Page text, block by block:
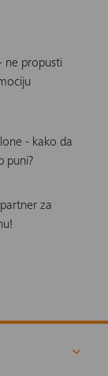
ne propusti
- kako da
puni?
za